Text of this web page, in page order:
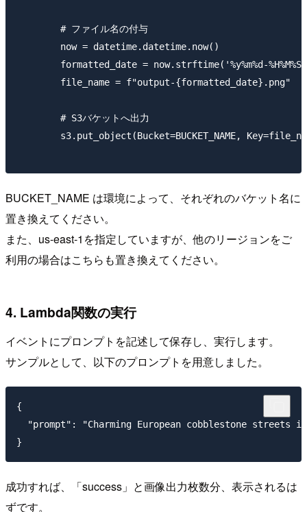
        # ファイル名の付与
        now = datetime.datetime.now()
formatted_date = now.strftime('%y%m%d-
        file_name = f"output-{formatted_date}.png"
        # S3バケットへ出力
s3.put_object(Bucket=BUCKET_NAME,
BUCKET_NAME は環境によって、それぞれのバケット名に
置き換えてください。
また、us-east-1を指定していますが、他のリージョンをご
利用の場合はこちらも置き換えてください。
4. Lambda関数の実行
イベントにプロンプトを記述して保存し、実行します。
サンプルとして、以下のプロンプトを用意しました。
{
"prompt": "Charming European cobblestone streets
成功すれば、「success」と画像出力枚数分、表示されるは
ずです。